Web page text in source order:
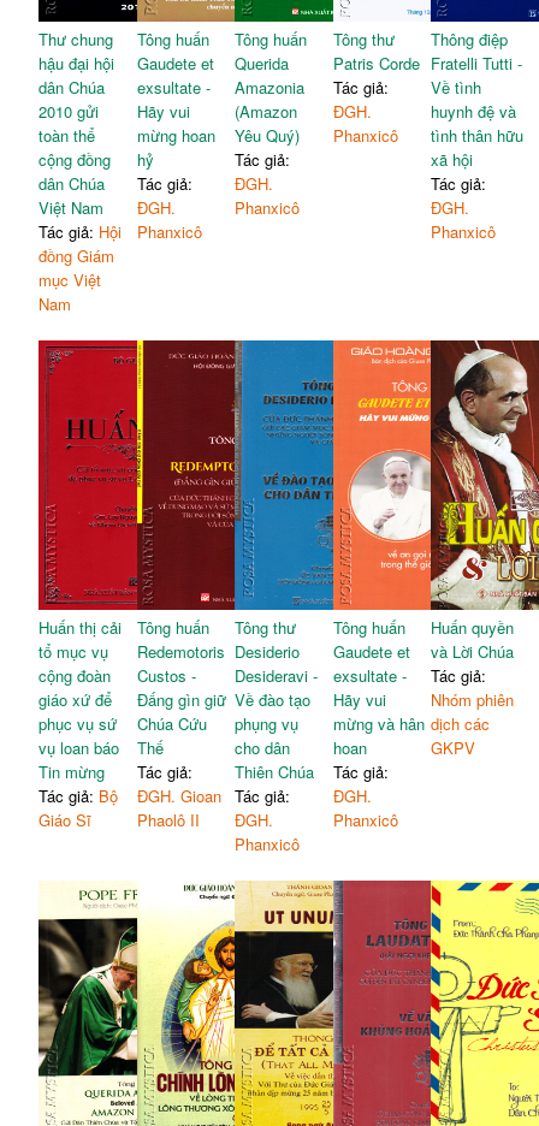
Thư chung
hậu đại hội
dân Chúa
2010 gửi
toàn thể
cộng đồng
dân Chúa
Việt Nam
Tác giả: Hội
đồng Giám
mục Việt
Nam
Tông huấn
Gaudete et
exsultate -
Hãy vui
mừng hoan
hỷ
Tác giả:
ĐGH.
Phanxicô
Tông huấn
Querida
Amazonia
(Amazon
Yêu Quý)
Tác giả:
ĐGH.
Phanxicô
Tông thư
Patris Corde
Tác giả:
ĐGH.
Phanxicô
Thông điệp
Fratelli Tutti -
Về tình
huynh đệ và
tình thân hữu
xã hội
Tác giả:
ĐGH.
Phanxicô
Huấn thị cải
tổ mục vụ
cộng đoàn
giáo xứ để
phục vụ sứ
vụ loan báo
Tin mừng
Tác giả: Bộ
Giáo Sĩ
Tông huấn
Redemotoris
Custos -
Đấng gìn giữ
Chúa Cứu
Thế
Tác giả:
ĐGH. Gioan
Phaolô II
Tông thư
Desiderio
Desideravi -
Về đào tạo
phụng vụ
cho dân
Thiên Chúa
Tác giả:
ĐGH.
Phanxicô
Tông huấn
Gaudete et
exsultate -
Hãy vui
mừng và hân
hoan
Tác giả:
ĐGH.
Phanxicô
Huấn quyền
và Lời Chúa
Tác giả:
Nhóm phiên
dịch các
GKPV